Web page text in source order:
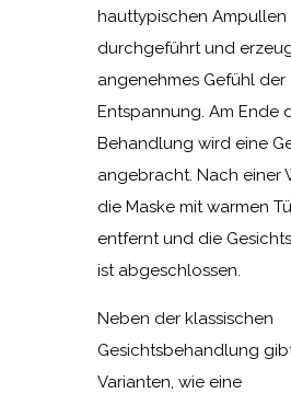
hauttypischen Ampullen
durchgeführt und
angenehmes Gefühl der
Entspannung. Am Ende
Behandlung wird eine
angebracht. Nach einer
die Maske mit warmen
entfernt und die
ist abgeschlossen.
Neben der klassischen
Gesichtsbehandlung
Varianten, wie eine